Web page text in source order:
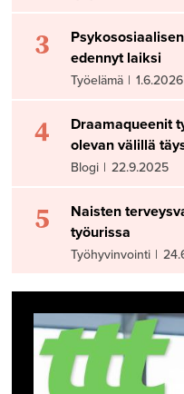
3
edennyt laiksi
Työelämä | 1.6.2026
4
Draamaqueenit
olevan välillä
Blogi | 22.9.2025
5
Naisten
työurissa
Työhyvinvointi |